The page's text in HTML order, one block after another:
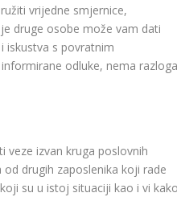
vrijedne smjernice,
druge osobe može vam dati
iskustva s povratnim
odluke, nema
izvan kruga poslovnih
drugih zaposlenika koji rade
su u istoj situaciji kao i vi